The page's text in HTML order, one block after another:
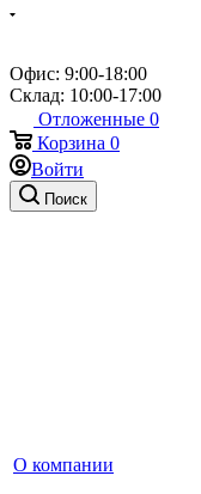
Офис: 9:00-18:00
Склад: 10:00-17:00
Отложенные 0
Корзина 0
Войти
Поиск
О компании